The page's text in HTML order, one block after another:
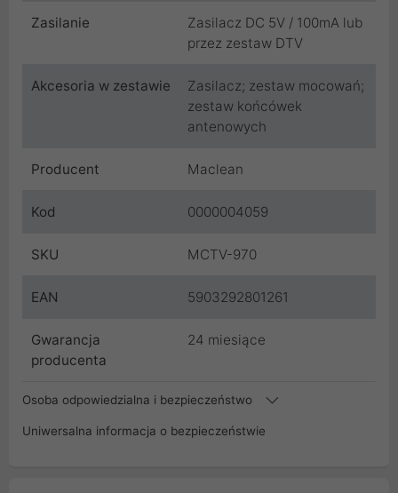
Zasilanie
Zasilacz DC 5V / 100mA lub
przez zestaw DTV
Akcesoria w zestawie
Zasilacz; zestaw mocowań;
zestaw końcówek
antenowych
Producent Maclean
Kod 0000004059
SKU MCTV-970
EAN 5903292801261
Gwarancja
producenta
24 miesiące
Osoba odpowiedzialna i bezpieczeństwo
Uniwersalna informacja o bezpieczeństwie